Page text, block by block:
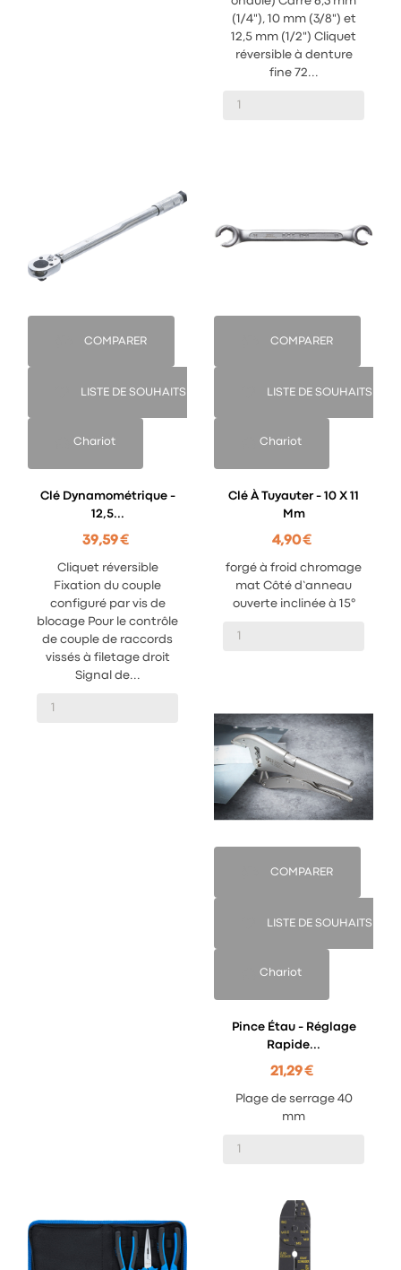
(1/4"), 10 mm (3/8") et
12,5 mm (1/2") Cliquet
réversible à denture
fine 72...
COMPARER
LISTE DE SOUHAITS
Chariot
Clé Dynamométrique -
12,5...
39,59 €
Cliquet réversible
Fixation du couple
configuré par vis de
blocage Pour le contrôle
de couple de raccords
vissés à filetage droit
Signal de...
COMPARER
LISTE DE SOUHAITS
Chariot
Clé À Tuyauter - 10 X 11
Mm
4,90 €
forgé à froid chromage
mat Côté d’anneau
ouverte inclinée à 15°
COMPARER
LISTE DE SOUHAITS
Chariot
Pince Étau - Réglage
Rapide...
21,29 €
Plage de serrage 40
mm